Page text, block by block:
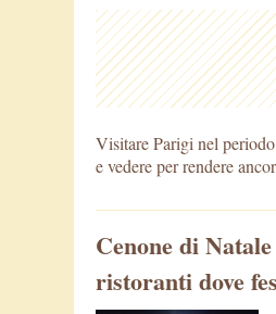
Visitare Parigi nel
e vedere per rendere
Cenone di
ristoranti dove